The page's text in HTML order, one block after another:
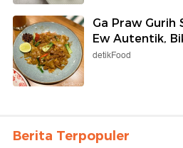
Ga Praw Gurih
Ew Autentik,
detikFood
Berita Terpopuler